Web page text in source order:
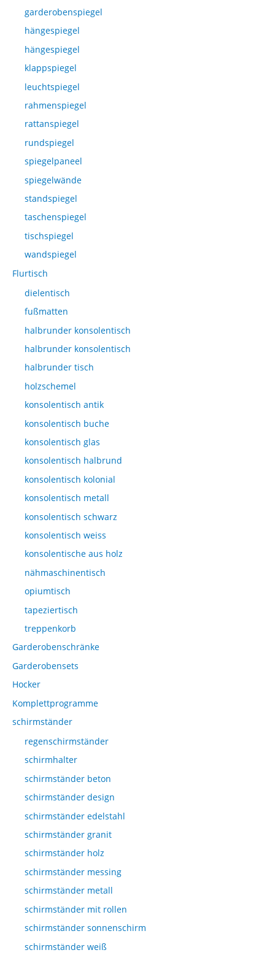
garderobenspiegel
hängespiegel
hängespiegel
klappspiegel
leuchtspiegel
rahmenspiegel
rattanspiegel
rundspiegel
spiegelpaneel
spiegelwände
standspiegel
taschenspiegel
tischspiegel
wandspiegel
Flurtisch
dielentisch
fußmatten
halbrunder konsolentisch
halbrunder konsolentisch
halbrunder tisch
holzschemel
konsolentisch antik
konsolentisch buche
konsolentisch glas
konsolentisch halbrund
konsolentisch kolonial
konsolentisch metall
konsolentisch schwarz
konsolentisch weiss
konsolentische aus holz
nähmaschinentisch
opiumtisch
tapeziertisch
treppenkorb
Garderobenschränke
Garderobensets
Hocker
Komplettprogramme
schirmständer
regenschirmständer
schirmhalter
schirmständer beton
schirmständer design
schirmständer edelstahl
schirmständer granit
schirmständer holz
schirmständer messing
schirmständer metall
schirmständer mit rollen
schirmständer sonnenschirm
schirmständer weiß